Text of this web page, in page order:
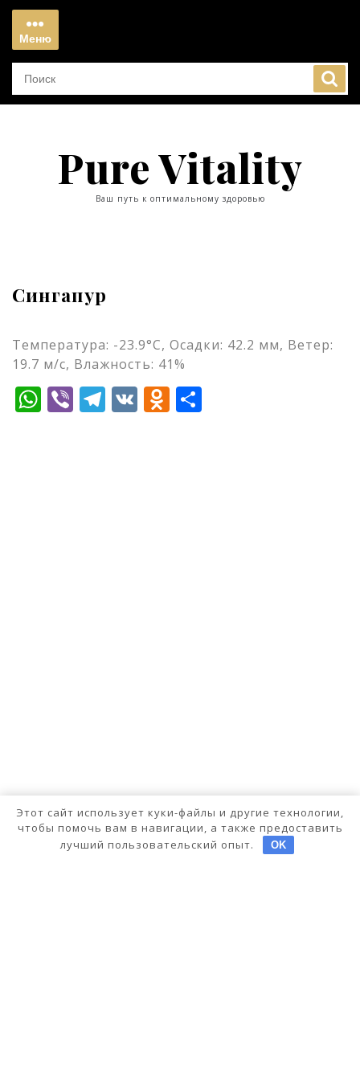
Перейти
содержимому
Меню
Меню
Pure Vitality
Ваш путь к оптимальному здоровью
Сингапур
Температура: -23.9°C, Осадки: 42.2 мм, Ветер:
19.7 м/с, Влажность: 41%
WhatsApp
ViberTelegram
VKOdnoklassniki
Этот сайт использует куки-файлы и другие технологии,
чтобы помочь вам в навигации, а также предоставить
лучший пользовательский опыт.
OK